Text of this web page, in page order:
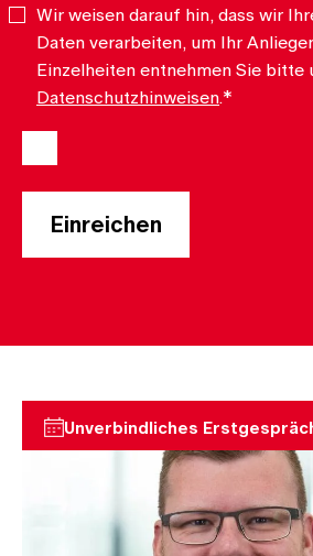
Datenschutz*
Wir weisen darauf hin, dass wir
Daten verarbeiten, um Ihr
Einzelheiten entnehmen Sie bitte
Datenschutzhinweisen.*
Unverbindliches